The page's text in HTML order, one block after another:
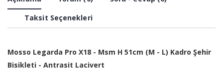
Taksit Seçenekleri
Mosso Legarda Pro X18 - Msm H 51cm (M - L) Kadro Şehir
Bisikleti - Antrasit Lacivert